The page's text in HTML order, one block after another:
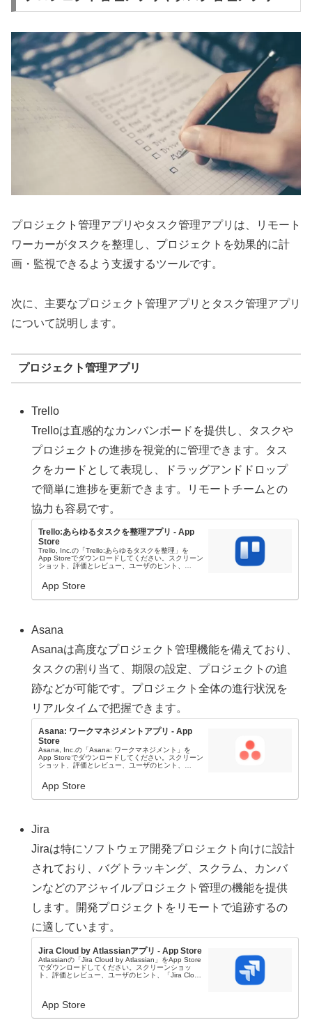
プロジェクト管理アプリやタスク管理アプリは、リモート
ワーカーがタスクを整理し、プロジェクトを効果的に計
画・監視できるよう支援するツールです。
次に、主要なプロジェクト管理アプリとタスク管理アプリ
について説明します。
プロジェクト管理アプリ
Trello
Trelloは直感的なカンバンボードを提供し、タスクや
プロジェクトの進捗を視覚的に管理できます。タス
クをカードとして表現し、ドラッグアンドドロップ
で簡単に進捗を更新できます。リモートチームとの
協力も容易です。
Trello:あらゆるタスクを整理アプリ - App
Store
Trello, Inc.の「Trello:あらゆるタスクを整理」を
App Storeでダウンロードしてください。スクリーン
ショット、評価とレビュー、ユーザのヒント、
ことなどができます。
App Store
Asana
Asanaは高度なプロジェクト管理機能を備えており、
タスクの割り当て、期限の設定、プロジェクトの追
跡などが可能です。プロジェクト全体の進行状況を
リアルタイムで把握できます。
Asana: ワークマネジメントアプリ - App
Store
Asana, Inc.の「Asana: ワークマネジメント」を
App Storeでダウンロードしてください。スクリーン
ショット、評価とレビュー、ユーザのヒント、
ことなどができます。
App Store
Jira
Jiraは特にソフトウェア開発プロジェクト向けに設計
されており、バグトラッキング、スクラム、カンバ
ンなどのアジャイルプロジェクト管理の機能を提供
します。開発プロジェクトをリモートで追跡するの
に適しています。
Jira Cloud by Atlassianアプリ - App Store
Atlassianの「Jira Cloud by Atlassian」をApp Store
でダウンロードしてください。スクリーンショッ
ト、評価とレビュー、ユーザのヒント、「Jira Cloud
App Store